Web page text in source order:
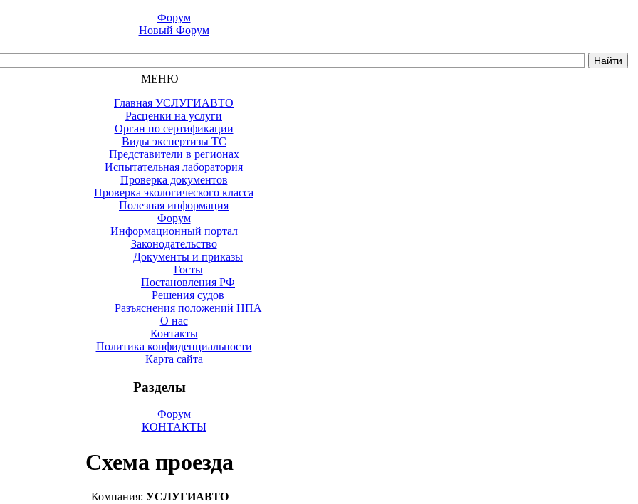
Форум
Новый Форум
МЕНЮ
Главная УСЛУГИАВТО
Расценки на услуги
Орган по сертификации
Виды экспертизы ТС
Представители в регионах
Испытательная лаборатория
Проверка документов
Проверка экологического класса
Полезная информация
Форум
Информационный портал
Законодательство
Документы и приказы
Госты
Постановления РФ
Решения судов
Разъяснения положений НПА
О нас
Контакты
Политика конфиденциальности
Карта сайта
Разделы
Форум
КОНТАКТЫ
Схема проезда
Компания: УСЛУГИАВТО